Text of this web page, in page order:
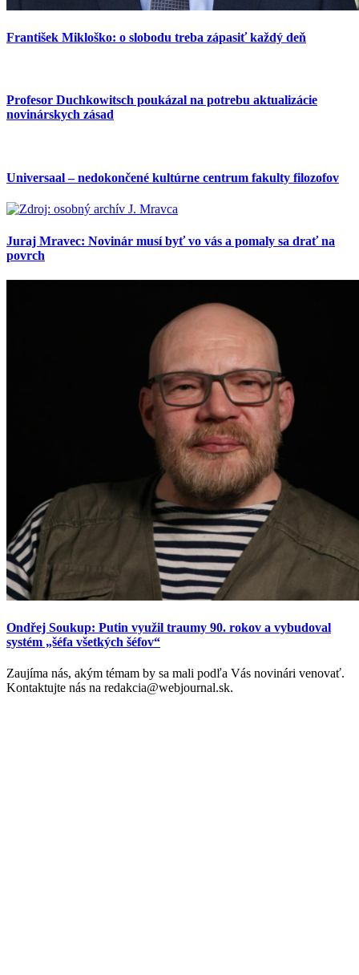
František Mikloško: o slobodu treba zápasiť každý deň
Profesor Duchkowitsch poukázal na potrebu aktualizácie
novinárskych zásad
Universaal – nedokončené kultúrne centrum fakulty filozofov
Juraj Mravec: Novinár musí byť vo vás a pomaly sa drať na
povrch
Ondřej Soukup: Putin využil traumy 90. rokov a vybudoval
systém „šéfa všetkých šéfov“
Zaujíma nás, akým témam by sa mali podľa Vás novinári venovať.
Kontaktujte nás na redakcia@webjournal.sk.